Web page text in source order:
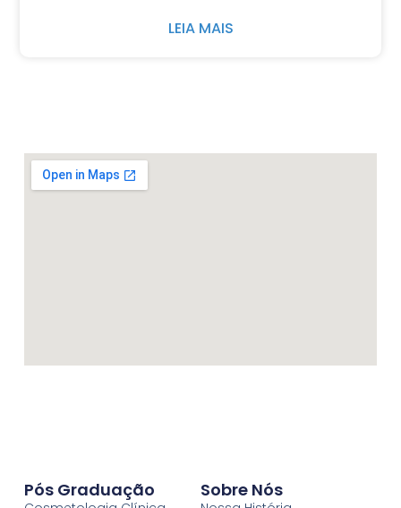
LEIA MAIS
Pós Graduação Sobre Nós